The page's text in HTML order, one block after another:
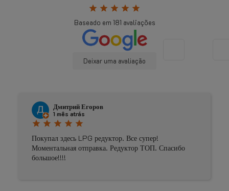
star star star star star
Baseado em 181 avaliações
Deixar uma avaliação
Дмитрий Егоров
1 mês atrás
star star star star star
Покупал здесь LPG редуктор. Все супер!
Моментальная отправка. Редуктор ТОП. Спасибо
большое!!!!